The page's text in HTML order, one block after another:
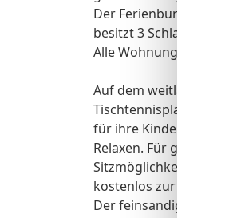
Der Ferienbungalow
besitzt 3 Schlafzimmer
Alle Wohnungen
Auf dem weitläufigen
Tischtennisplatte, ein
für ihre Kinder. In
Relaxen. Für
Sitzmöglichkeit mit
kostenlos zur
Der feinsandige Strand